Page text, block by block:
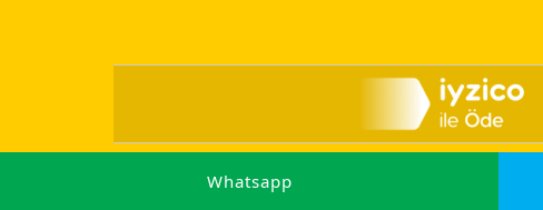
Whatsapp
www.uysaldavetiye.com ©